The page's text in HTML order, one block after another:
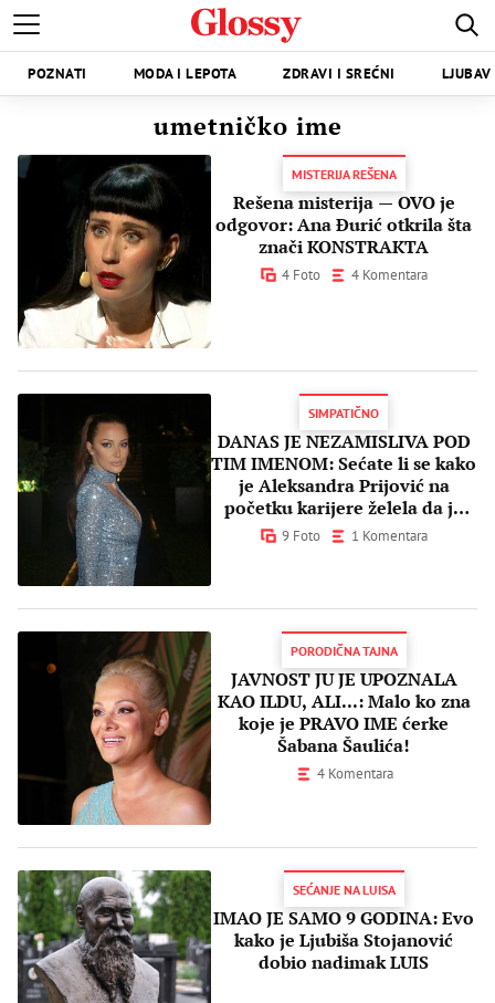
POZNATI MODA I LEPOTA ZDRAVI I SREĆNI
umetničko ime
MISTERIJA REŠENA
Rešena misterija — OVO je
odgovor: Ana Đurić otkrila šta
znači KONSTRAKTA
4 Foto 4 Komentara
SIMPATIČNO
DANAS JE NEZAMISLIVA POD
TIM IMENOM: Sećate li se kako
je Aleksandra Prijović na
početku karijere želela da je
zovu?
9 Foto 1 Komentara
PORODIČNA TAJNA
JAVNOST JU JE UPOZNALA
KAO ILDU, ALI...: Malo ko zna
koje je PRAVO IME ćerke
Šabana Šaulića!
4 Komentara
SEĆANJE NA LUISA
IMAO JE SAMO 9 GODINA: Evo
kako je Ljubiša Stojanović
dobio nadimak LUIS